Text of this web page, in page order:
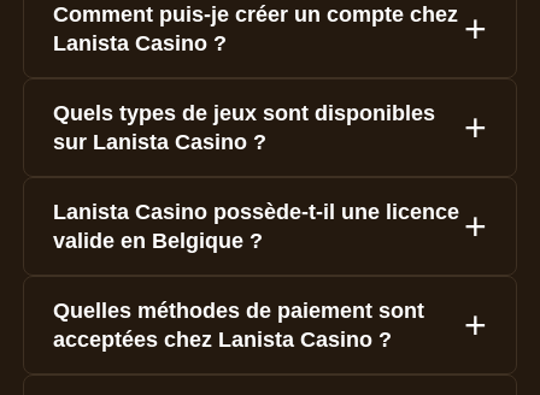
Comment puis-je créer un compte chez
Lanista Casino ?
Quels types de jeux sont disponibles
sur Lanista Casino ?
Lanista Casino possède-t-il une licence
valide en Belgique ?
Quelles méthodes de paiement sont
acceptées chez Lanista Casino ?